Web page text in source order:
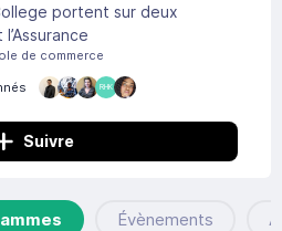
RHK
portent sur deux
de commerce
Suivre
Évènements